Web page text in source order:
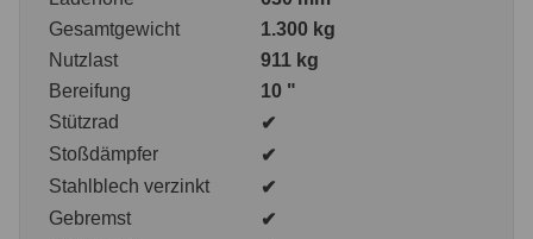
Gesamtgewicht
1.300 kg
Nutzlast
911 kg
Bereifung
10 "
Stützrad
✔
Stoßdämpfer
✔
Stahlblech verzinkt
✔
Gebremst
✔